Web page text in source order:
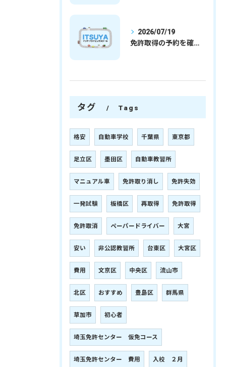
2026/07/19
免許取得の予約を確実に取るための最新ガイドと一発試験合格の実践法
タグ Tags
格安 自動車学校 千葉県 東京都
足立区 墨田区 自動車教習所
マニュアル車 免許取り消し 免許失効
一発試験 板橋区 再取得 免許取得
免許取消 ペーパードライバー 大宮
安い 非公認教習所 台東区 大宮区
費用 文京区 中央区 流山市
北区 おすすめ 豊島区 群馬県
草加市 初心者
埼玉免許センター 仮免コース
埼玉免許センター 費用 入校 ２月